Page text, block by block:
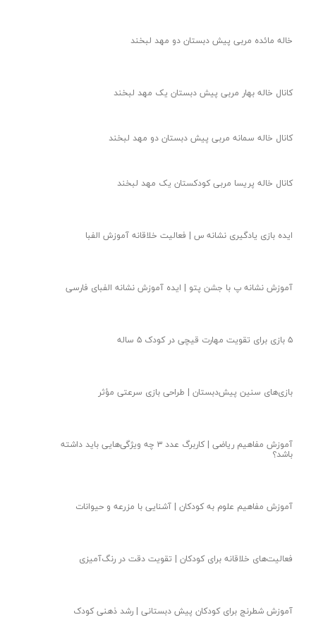
خاله مائده مربی پیش دبستان دو مهد لبخند
کانال خاله بهار مربی پیش دبستان یک مهد لبخند
کانال خاله سمانه مربی پیش دبستان دو مهد لبخند
کانال خاله پریسا مربی کودکستان یک مهد لبخند
ایده بازی یادگیری نشانه س | فعالیت خلاقانه آموزش الفبا
آموزش نشانه پ با جشن پتو | ایده آموزش نشانه الفبای فارسی
۵ بازی برای تقویت مهارت قیچی در کودک ۵ ساله
بازی‌های سنین پیش‌دبستان | طراحی بازی سرعتی مؤثر
آموزش مفاهیم ریاضی | کاربرگ عدد ۳ چه ویژگی‌هایی باید داشته
باشد؟
آموزش مفاهیم علوم به کودکان | آشنایی با مزرعه و حیوانات
فعالیت‌های خلاقانه برای کودکان | تقویت دقت در رنگ‌آمیزی
آموزش شطرنج برای کودکان پیش دبستانی | رشد ذهنی کودک